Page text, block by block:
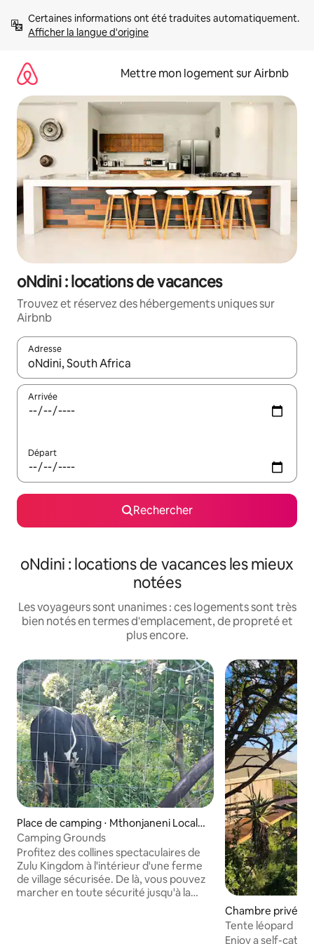
directement
Afficher la langue d'origine
Mettre mon logement sur Airbnb
oNdini : locations de vacances
Trouvez et réservez des hébergements uniques sur
Airbnb
Adresse
Lorsque les résultats s'affichent, utilisez les flèches vers le
Arrivée
Départ
Rechercher
oNdini : locations de vacances les mieux
notées
Les voyageurs sont unanimes : ces logements sont très
bien notés en termes d'emplacement, de propreté et
plus encore.
Place de camping ⋅ Mthonjaneni Local
Municipality
Camping Grounds
Profitez des collines spectaculaires de
Zulu Kingdom à l'intérieur d'une ferme
de village sécurisée. De là, vous pouvez
marcher en toute sécurité jusqu'à la
Chambre privée
cipality
Tente léopard
Enjoy a self-